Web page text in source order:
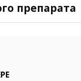
препарата